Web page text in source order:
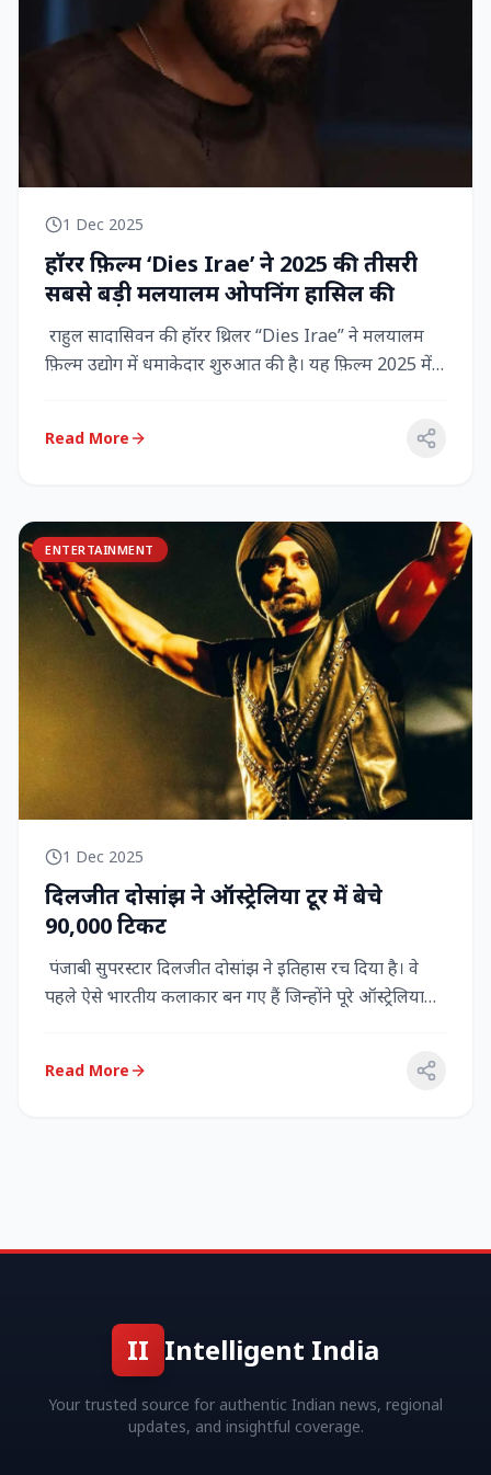
1 Dec 2025
हॉरर फ़िल्म ‘Dies Irae’ ने 2025 की तीसरी
सबसे बड़ी मलयालम ओपनिंग हासिल की
राहुल सादासिवन की हॉरर थ्रिलर “Dies Irae” ने मलयालम
फ़िल्म उद्योग में धमाकेदार शुरुआत की है। यह फ़िल्म 2025 में
Read More
ENTERTAINMENT
1 Dec 2025
दिलजीत दोसांझ ने ऑस्ट्रेलिया टूर में बेचे
90,000 टिकट
पंजाबी सुपरस्टार दिलजीत दोसांझ ने इतिहास रच दिया है। वे
पहले ऐसे भारतीय कलाकार बन गए हैं जिन्होंने पूरे ऑस्ट्रेलिया
Read More
II Intelligent India
Your trusted source for authentic Indian news, regional
updates, and insightful coverage.